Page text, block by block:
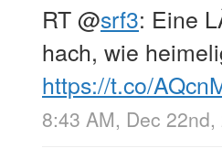
RT@srf3: Eine
hach, wie
https://t.co/
8:43 AM, Dec 22nd,